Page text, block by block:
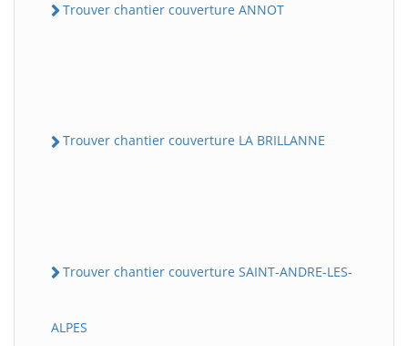
Trouver chantier couverture ANNOT
Trouver chantier couverture LA BRILLANNE
Trouver chantier couverture SAINT-ANDRE-LES-
ALPES